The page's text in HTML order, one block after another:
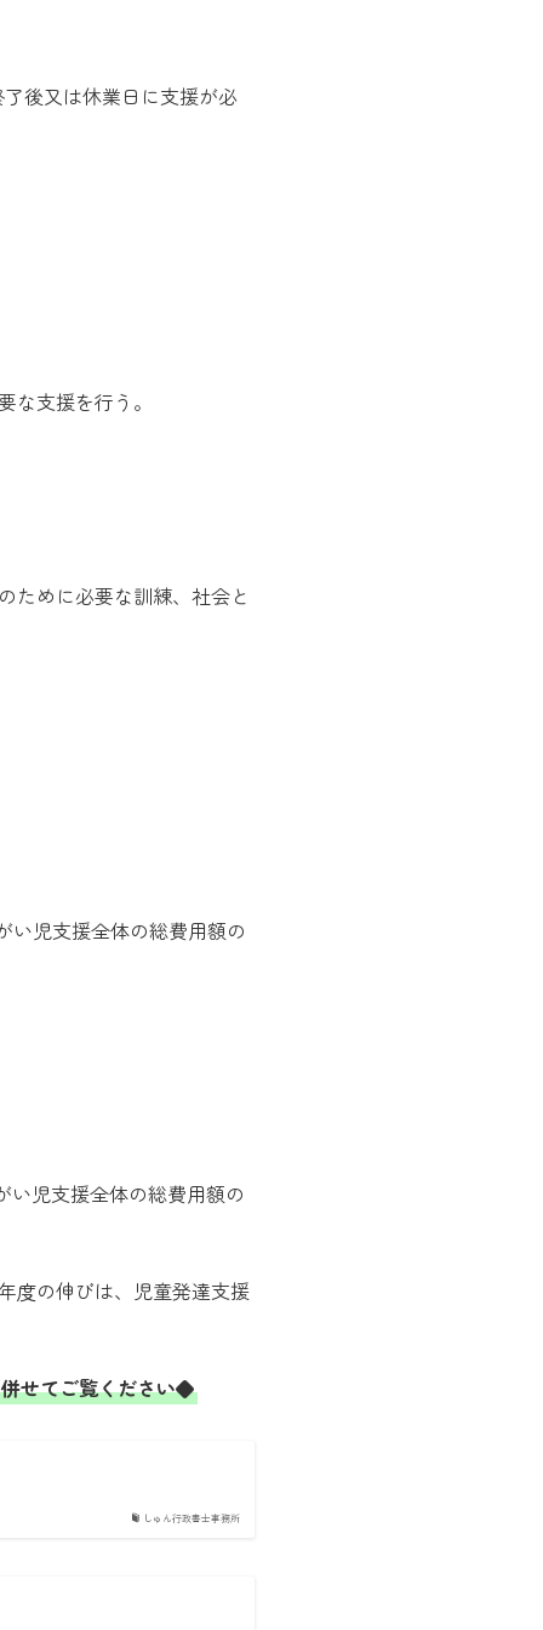
後又は休業日に支援が必
支援を行う。
ために必要な訓練、社会と
い児支援全体の総費用額の
い児支援全体の総費用額の
度の伸びは、児童発達支援
せてご覧ください◆
しゅん行政書士事務所